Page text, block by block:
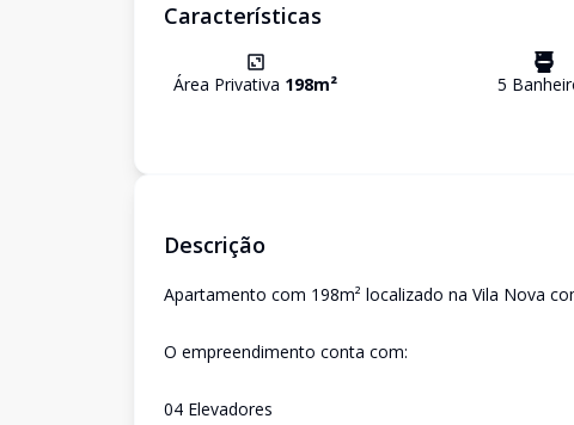
Características
Área Privativa 198m² 5
Descrição
Apartamento com 198m² localizado na Vila Nova
O empreendimento conta com:
04 Elevadores